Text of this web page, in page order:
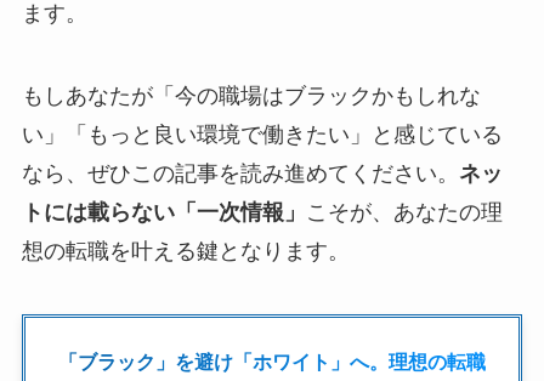
ます。
もしあなたが「今の職場はブラックかもしれな
い」「もっと良い環境で働きたい」と感じている
なら、ぜひこの記事を読み進めてください。 ネッ
トには載らない「一次情報」 こそが、あなたの理
想の転職を叶える鍵となります。
「ブラック」を避け「ホワイト」へ。理想の転職